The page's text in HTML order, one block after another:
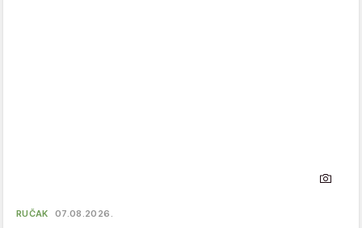
RUČAK 07.08.2026.